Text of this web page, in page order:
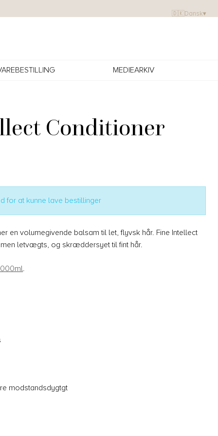
🇩🇰Dansk▾
MEDIEARKIV
Conditioner
for at kunne lave bestillinger
en volumegivende balsam til let, flyvsk hår. Fine Intellect
letvægts, og skræddersyet til fint hår.
.
modstandsdygtgt